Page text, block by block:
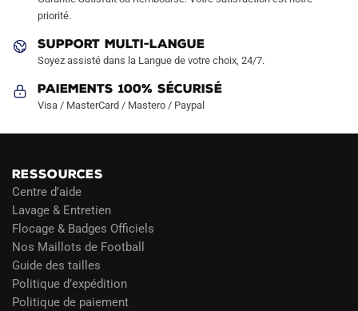
page
produit
priorité.
SUPPORT MULTI-LANGUE
Soyez assisté dans la Langue de votre choix, 24/7.
Paiements 100% Sécurisé
Visa / MasterCard / Mastero / Paypal
RESSOURCES
Centre d’aide
Lavage & Entretien
Flocage & Badges Officiels
Nos Maillots de Football
Guide des tailles
Politique d’expédition
Politique de paiement